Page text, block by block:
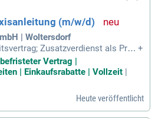
(m/w/d)
| Woltersdorf
Zusatzverdienst als Prax
Jahressonderzahlungen bis zu
Zuschuss sowie Mitarbei
Aktion; Entgeltsystem na
+
Vertrag |
| Einkaufsrabatte | Vollzeit |
Heute veröffentlicht